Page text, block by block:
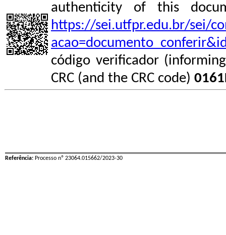
authenticity of this
https://sei.utfpr.edu.br/sei/
código verificador
CRC (and the CRC code)
Referência: Processo nº 23064.015662/2023-30